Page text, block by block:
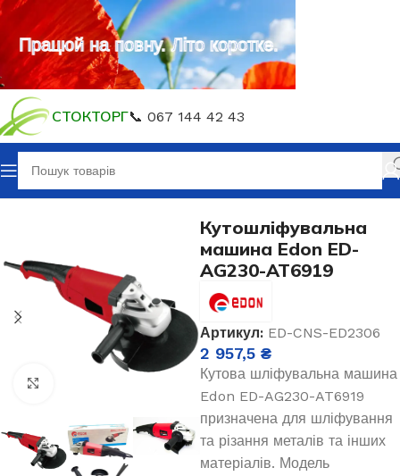
СТОКТОРГ📞 067 144 42 43
Головна Електроінструмент
Клацніть, щоб збільшити
Кутошліфувальна
машина Edon ED-
AG230-АТ6919
Артикул: ED-CNS-ED2306
2 957,5 ₴
Кутова шліфувальна машина
Edon ED-AG230-AT6919
призначена для шліфування
та різання металів та інших
матеріалів. Модель
Працюй на повну. Літо коротке.